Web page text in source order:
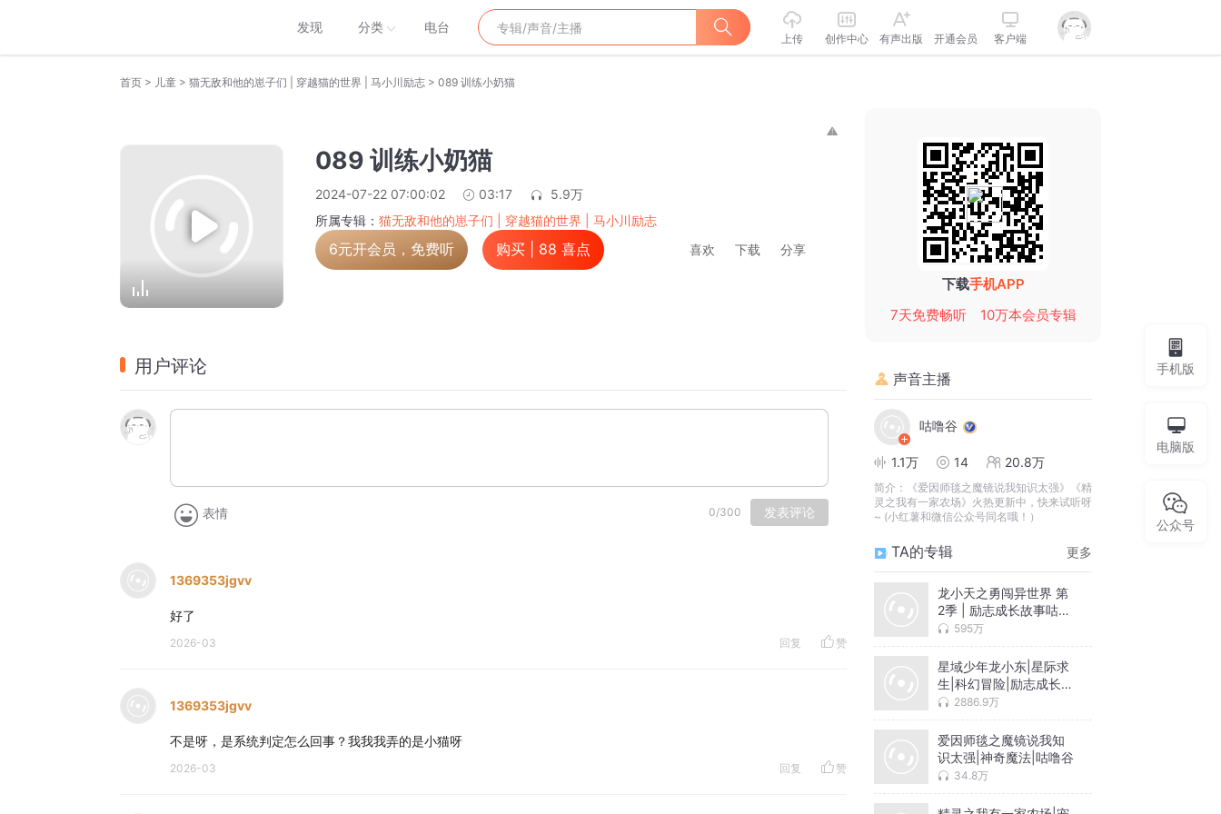
发现 分类 电台
上传 创作中心 有声出版 开通会员 客户端
首页 > 儿童 > 猫无敌和他的崽子们 | 穿越猫的世界 | 马小川励志 > 089 训练小奶猫
089 训练小奶猫
2024-07-22 07:00:02 03:17
5.9万
所属专辑： 猫无敌和他的崽子们 | 穿越猫的世界 | 马小川励志
6元开会员，免费听 购买 | 88 喜点 喜欢 下载 分享
用户评论
表情 0/300 发表评论
1369353jgvv
好了
2026-03 回复 赞
1369353jgvv
不是呀，是系统判定怎么回事？我我我弄的是小猫呀
2026-03 回复 赞
下载手机APP
7天免费畅听
10万本会员专辑
声音主播
咕噜谷
1.1万 14 20.8万
简介：
《爱因师毯之魔镜说我知识太强》《精
灵之我有一家农场》火热更新中，快来试听呀
~ (小红薯和微信公众号同名哦！）
TA的专辑 更多
龙小天之勇闯异世界 第
2季 | 励志成长故事咕噜
谷 595万
星域少年龙小东|星际求
生|科幻冒险|励志成长咕
噜谷2886.9万
爱因师毯之魔镜说我知
识太强|神奇魔法|咕噜谷
34.8万
手机版
电脑版
公众号